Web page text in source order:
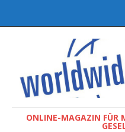
ONLINE-MAGAZIN FÜR